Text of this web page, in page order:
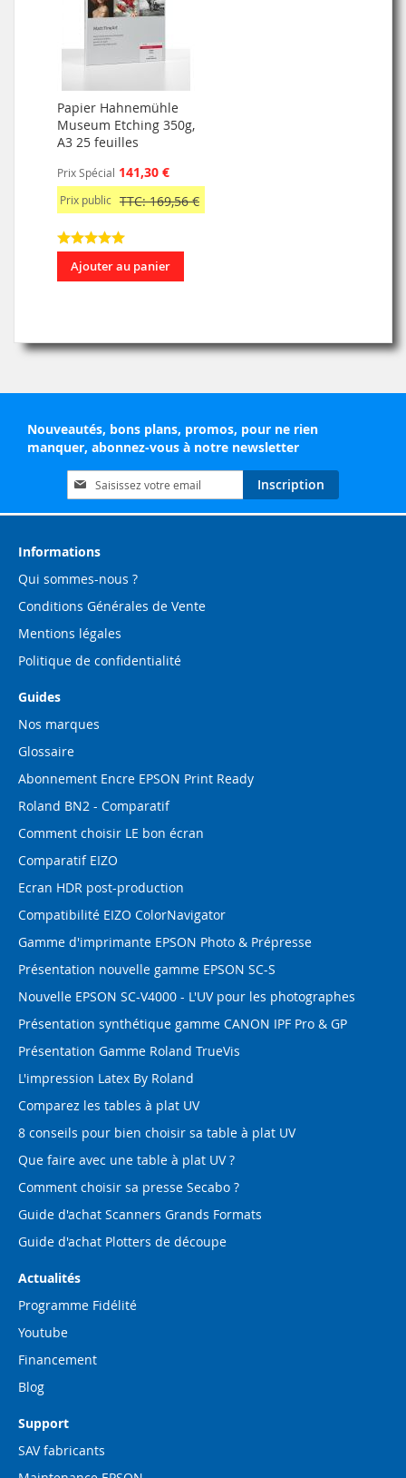
Papier Hahnemühle
Museum Etching 350g,
A3 25 feuilles
Prix Spécial 141,30 €
Prix public TTC: 169,56 €
Ajouter au panier
Nouveautés, bons plans, promos, pour ne rien
manquer, abonnez-vous à notre newsletter
Inscription
à
notre
d’information
Inscription
Informations
Qui sommes-nous ?
Conditions Générales de Vente
Mentions légales
Politique de confidentialité
Guides
Nos marques
Glossaire
Abonnement Encre EPSON Print Ready
Roland BN2 - Comparatif
Comment choisir LE bon écran
Comparatif EIZO
Ecran HDR post-production
Compatibilité EIZO ColorNavigator
Gamme d'imprimante EPSON Photo & Prépresse
Présentation nouvelle gamme EPSON SC-S
Nouvelle EPSON SC-V4000 - L'UV pour les photographes
Présentation synthétique gamme CANON IPF Pro & GP
Présentation Gamme Roland TrueVis
L'impression Latex By Roland
Comparez les tables à plat UV
8 conseils pour bien choisir sa table à plat UV
Que faire avec une table à plat UV ?
Comment choisir sa presse Secabo ?
Guide d'achat Scanners Grands Formats
Guide d'achat Plotters de découpe
Actualités
Programme Fidélité
Youtube
Financement
Blog
Support
SAV fabricants